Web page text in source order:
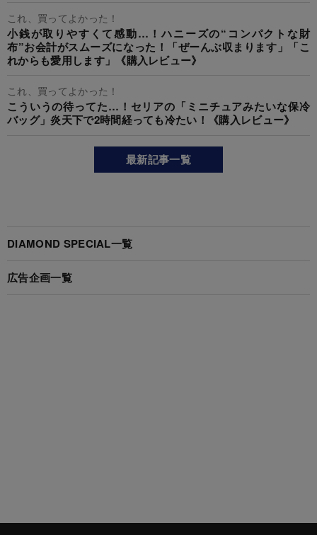
これ、買ってよかった！
小銭が取りやすくて感動…！ハニーズの“コンパクトな財
布”お会計がスムーズになった！「ぜーんぶ収まります」「こ
れからも愛用します」《購入レビュー》
これ、買ってよかった！
こういうの待ってた…！セリアの「ミニチュアみたいな保冷
バッグ」炎天下で2時間経っても冷たい！《購入レビュー》
最新記事一覧
DIAMOND SPECIAL一覧
広告企画一覧